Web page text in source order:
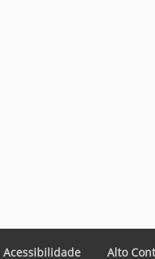
Acessibilidade Alto